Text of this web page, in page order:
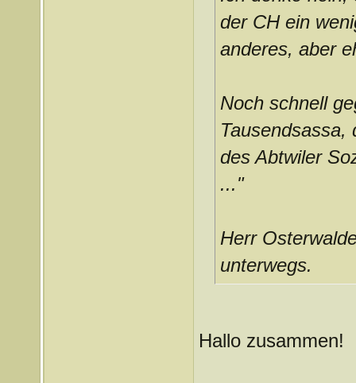
der CH ein
anderes, aber
Noch schnell
Tausendsassa,
des Abtwiler
..."
Herr
unterwegs.
Hallo zusammen!